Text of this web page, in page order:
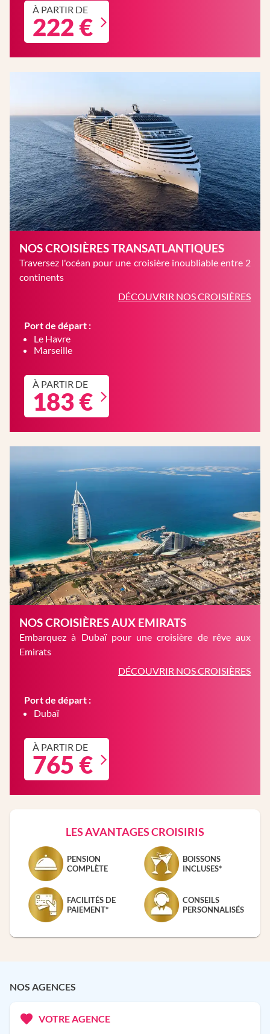
À PARTIR DE
222 €
NOS CROISIÈRES TRANSATLANTIQUES
Traversez l'océan pour une croisière inoubliable entre 2
continents
DÉCOUVRIR NOS CROISIÈRES
Port de départ :
Le Havre
Marseille
À PARTIR DE
183 €
NOS CROISIÈRES AUX EMIRATS
Embarquez à Dubaï pour une croisière de rêve aux
Emirats
DÉCOUVRIR NOS CROISIÈRES
Port de départ :
Dubaï
À PARTIR DE
765 €
LES AVANTAGES CROISIRIS
PENSION
COMPLÈTE
BOISSONS
INCLUSES*
FACILITÉS DE
PAIEMENT*
CONSEILS
PERSONNALISÉS
NOS AGENCES
VOTRE AGENCE